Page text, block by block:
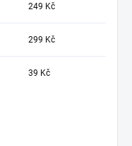
249 Kč
299 Kč
39 Kč